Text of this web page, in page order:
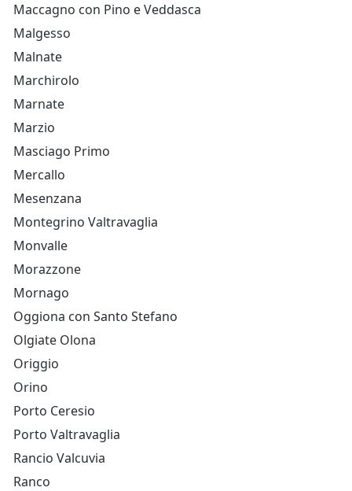
Maccagno con Pino e Veddasca
Malgesso
Malnate
Marchirolo
Marnate
Marzio
Masciago Primo
Mercallo
Mesenzana
Montegrino Valtravaglia
Monvalle
Morazzone
Mornago
Oggiona con Santo Stefano
Olgiate Olona
Origgio
Orino
Porto Ceresio
Porto Valtravaglia
Rancio Valcuvia
Ranco